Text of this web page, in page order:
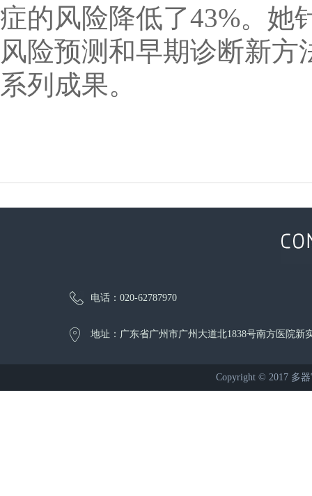
症的风险降低了43%。她
风险预测和早期诊断新
系列成果。
电话：020-62787970
地址：广东省广州市广州大道北1838号南方医院新
Copyright © 2017 多